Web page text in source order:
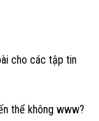
cho các tập tin
thể không www?